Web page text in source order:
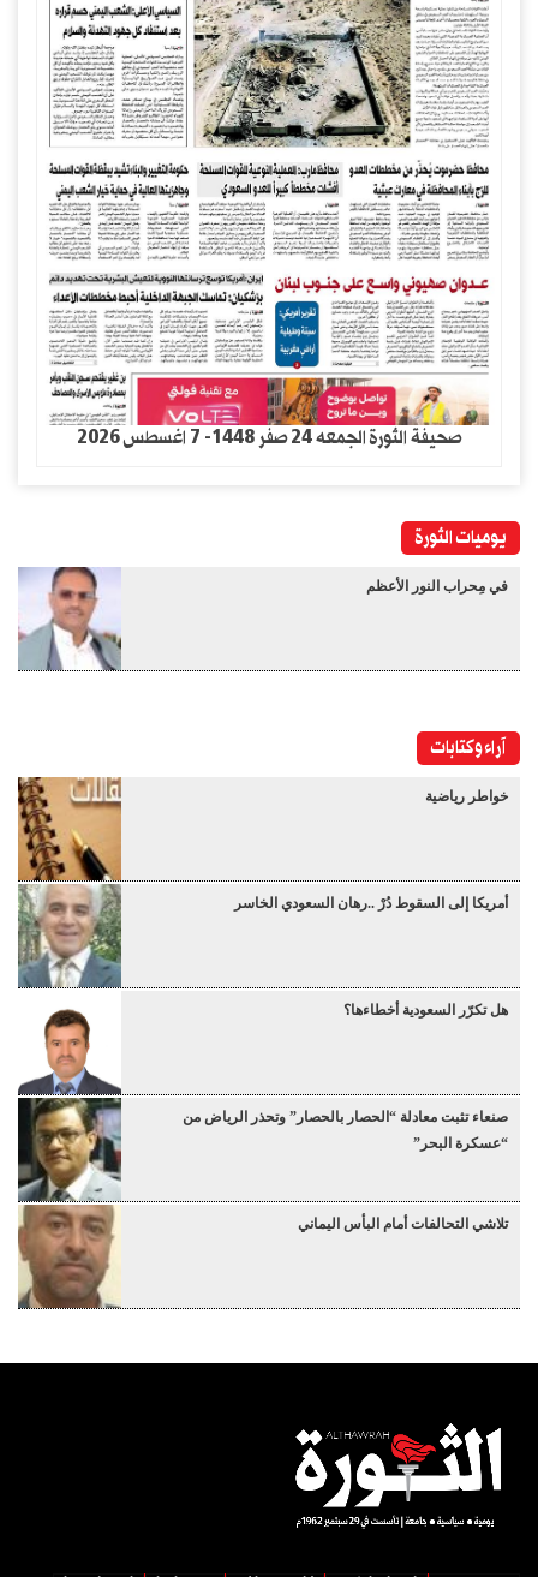
صحيفة الثورة الجمعه 24 صفر 1448- 7 اغسطس 2026
يوميات الثورة
في مِحراب النور الأعظم
آراء وكتابات
خواطر رياضية
أمريكا إلى السقوط دُرْ ..رهان السعودي الخاسر
هل تكرّر السعودية أخطاءها؟
صنعاء تثبت معادلة “الحصار بالحصار” وتحذر الرياض من
“عسكرة البحر”
تلاشي التحالفات أمام البأس اليماني